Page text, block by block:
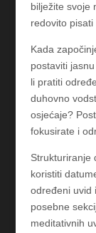
bilježite svoje
redovito
Kada
postaviti
li pratiti
duhovno
osjećaje?
fokusirate i
Strukturiranje
koristiti
određeni uvid
posebne
meditativnih